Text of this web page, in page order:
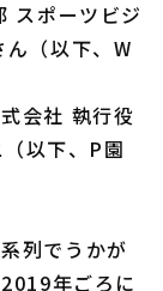
スポーツビジ
（以下、W
会社 執行役
以下、P園
列でうかが
年ごろに